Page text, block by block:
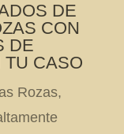
DE
CON
DE
CASO
Rozas,